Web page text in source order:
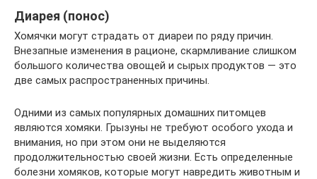
Диарея (понос)
Хомячки могут страдать от диареи по ряду причин.
Внезапные изменения в рационе, скармливание слишком
большого количества овощей и сырых продуктов — это
две самых распространенных причины.
Одними из самых популярных домашних питомцев
являются хомяки. Грызуны не требуют особого ухода и
внимания, но при этом они не выделяются
продолжительностью своей жизни. Есть определенные
болезни хомяков, которые могут навредить животным и